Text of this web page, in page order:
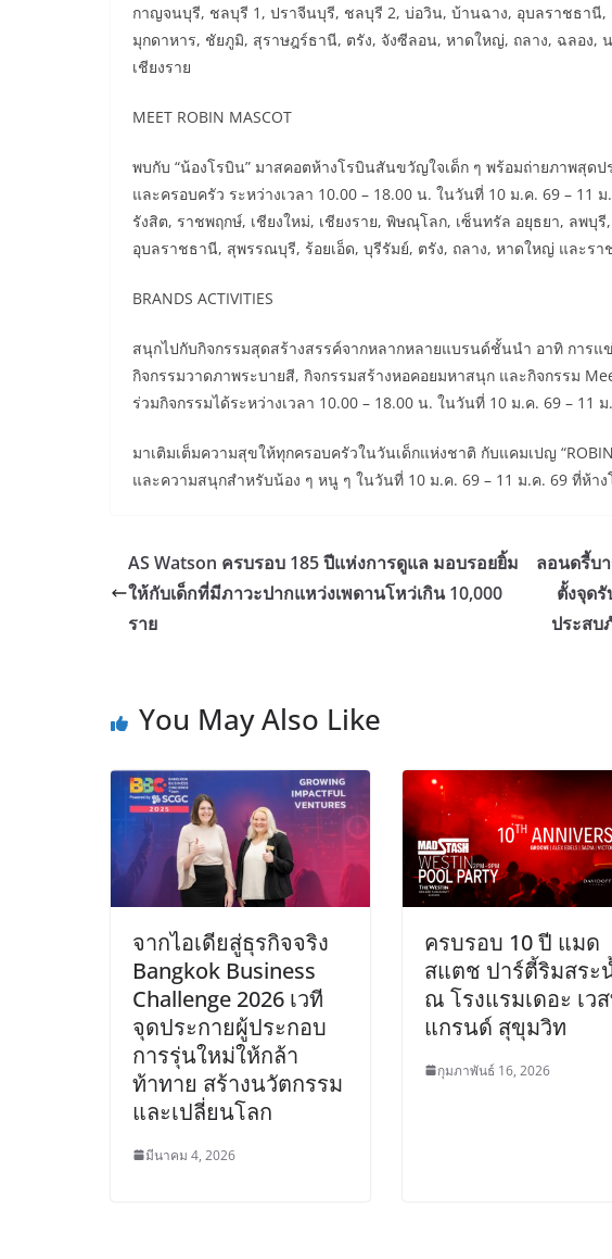
กาญจนบุรี, ชลบุรี 1, ปราจีนบุรี, ชลบุรี 2, บ่อวิน, บ้านฉาง, อุบลราชธานี,
มุกดาหาร, ชัยภูมิ, สุราษฎร์ธานี, ตรัง, จังซีลอน, หาดใหญ่, ถลาง, ฉลอง,
เชียงราย
MEET ROBIN MASCOT
พบกับ “น้องโรบิน” มาสคอตห้างโรบินสันขวัญใจเด็ก ๆ พร้อมถ่ายภาพสุด
และครอบครัว ระหว่างเวลา 10.00 – 18.00 น. ในวันที่ 10 ม.ค. 69 – 11
รังสิต, ราชพฤกษ์, เชียงใหม่, เชียงราย, พิษณุโลก, เซ็นทรัล อยุธยา, ลพบุ
อุบลราชธานี, สุพรรณบุรี, ร้อยเอ็ด, บุรีรัมย์, ตรัง, ถลาง, หาดใหญ่ และรา
BRANDS ACTIVITIES
สนุกไปกับกิจกรรมสุดสร้างสรรค์จากหลากหลายแบรนด์ชั้นนำ อาทิ การแข่
กิจกรรมวาดภาพระบายสี, กิจกรรมสร้างหอคอยมหาสนุก และกิจกรรม
ร่วมกิจกรรมได้ระหว่างเวลา 10.00 – 18.00 น. ในวันที่ 10 ม.ค. 69 –
มาเติมเต็มความสุขให้ทุกครอบครัวในวันเด็กแห่งชาติ กับแคมเปญ
และความสนุกสำหรับน้อง ๆ หนู ๆ ในวันที่ 10 ม.ค. 69 – 11 ม.ค. 69 ที่ห้า
AS Watson ครบรอบ 185 ปีแห่งการดูแล มอบรอยยิ้ม
ให้กับเด็กที่มีภาวะปากแหว่งเพดานโหว่เกิน 10,000
ราย
ลอนดรี้บ
ตั้งจุด
ประสบ
You May Also Like
จากไอเดียสู่ธุรกิจจริง
Bangkok Business
Challenge 2026 เวที
จุดประกายผู้ประกอบ
การรุ่นใหม่ให้กล้า
ท้าทาย สร้างนวัตกรรม
และเปลี่ยนโลก
มีนาคม 4, 2026
ครบรอบ 10 ปี แมด
สแตช ปาร์ตี้ริมสระ
ณ โรงแรมเดอะ เว
แกรนด์ สุขุมวิท
กุมภาพันธ์ 16, 2026